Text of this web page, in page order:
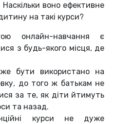
воно ефективне
на такі курси?
онлайн-навчання є
з будь-якого місця, де
бути використано на
до того ж батькам не
за те, як діти йтимуть
та назад.
курси не дуже